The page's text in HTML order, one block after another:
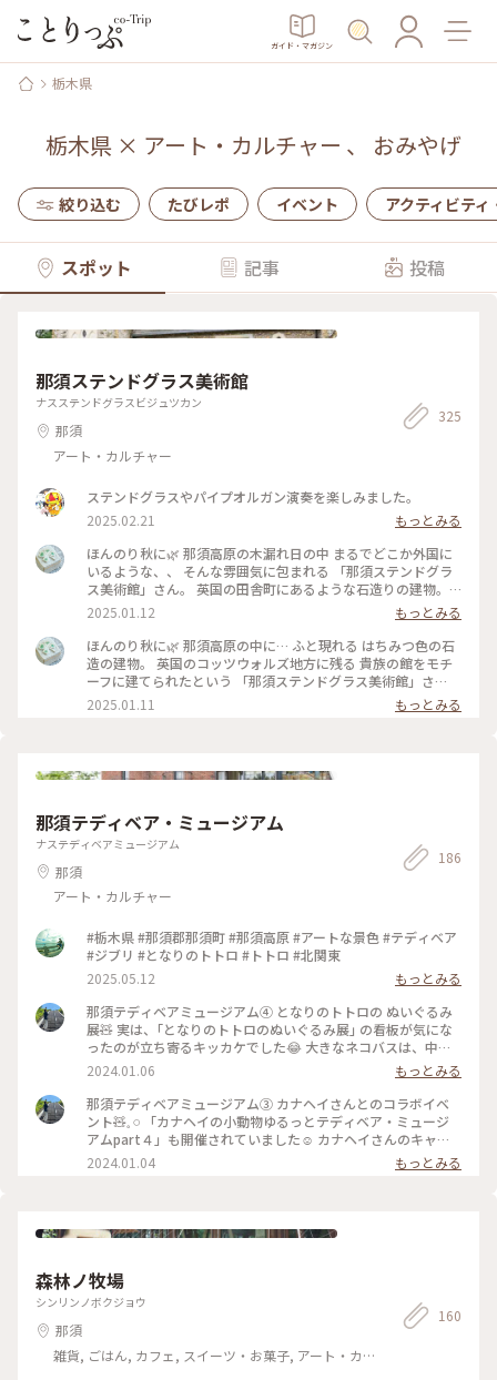
ガイド・マガジン
栃木県
栃木県× アート・カルチャー 、 おみやげ
絞り込む たびレポ イベント アクティビティ
スポット 記事 投稿
那須ステンドグラス美術館
ナスステンドグラスビジュツカン
那須
アート・カルチャー
325
ステンドグラスやパイプオルガン演奏を楽しみました。
2025.02.21
もっとみる
ほんのり秋に🌿 那須高原の木漏れ日の中 まるでどこか外国に
いるような、、 そんな雰囲気に包まれる 「那須ステンドグラ
ス美術館」さん。 英国の田舎町にあるような石造りの建物。
館内の 圧倒的なステンドグラスと 柔らかな光と影が なんとも
美しくて。。 ウェディングカップルさんに しばしうっと
り。。 #ほんのり秋に#秋の思い出#那須#那須ステンドグラス
美術館#柔らかな光の中で#小さな那須旅#ぽかぽか #ベストト
リップ2024
2025.01.12
もっとみる
ほんのり秋に🌿 那須高原の中に… ふと現れる はちみつ色の石
造の建物。 英国のコッツウォルズ地方に残る 貴族の館をモチ
ーフに建てられたという 「那須ステンドグラス美術館」さ
ん。 木漏れ日の中、 まるでどこか外国にいるような。。 館内
には 美しいステンドグラスが配され セント・ラファエル礼拝
な光と影と… 美しい時間が流れていました。 #ほんのり秋に#
2025.01.11 もっとみる
那須テディベア・ミュージアム
ナステディベアミュージアム
那須
アート・カルチャー
186
#栃木県 #那須郡那須町 #那須高原 #アートな景色 #テディベア
#ジブリ #となりのトトロ #トトロ #北関東
2025.05.12
もっとみる
那須テディベアミュージアム④ となりのトトロの ぬいぐるみ
展🧸 実は、｢となりのトトロのぬいぐるみ展｣ の看板が気にな
ったのが立ち寄るキッカケでした😂 大きなネコバスは、中に
乗って 大きなトトロは、隣に寄り添って写真を撮る事が でき
ます☺️ 天井にも大きなトトロと、プロジェクターで映し出さ
れる トトロが👀✨️ 鉄塔の電線を渡るネコバスも再現されてい
て面白かったです🥰 #冬の旅 #私のことりっぷ旅
2024.01.06
もっとみる
那須テディベアミュージアム③ カナヘイさんとのコラボイベ
ント🧸𓈒 𓏸 「カナヘイの小動物ゆるっとテディベア・ミュージ
アムpart４」も開催されていました☺️ カナヘイさんのキャラ
クターの、ぬいぐるみ✨️ 特に歌舞伎姿の子たちが、気に入りま
した🙌 でも、どれもホントに可愛らしいです🥰 #私のことりっ
2024.01.04 もっとみる
森林ノ牧場
シンリンノボクジョウ
那須
雑貨, ごはん, カフェ, スイーツ・お菓子, アート・カ
160